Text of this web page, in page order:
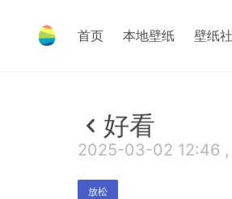
首页 本地壁纸 壁纸
好看
2025-03-02 12:46 ,
放松